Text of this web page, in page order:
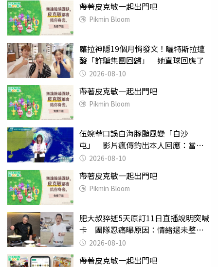
帶著皮克敏一起出門吧
Pikmin Bloom
蘿拉神隱19個月悄發文！曬特斯拉遭
酸「詐騙集團回歸」 她直球回應了
2026-08-10
帶著皮克敏一起出門吧
Pikmin Bloom
伍婉華口誤白海豚颱風變「白沙
屯」 影片瘋傳釣出本人回應：當下
懊惱到現在
2026-08-10
帶著皮克敏一起出門吧
Pikmin Bloom
肥大叔猝逝5天原訂11日直播說明突喊
卡 團隊忍痛曝原因：情緒還未整理
好 2026-08-10
帶著皮克敏一起出門吧